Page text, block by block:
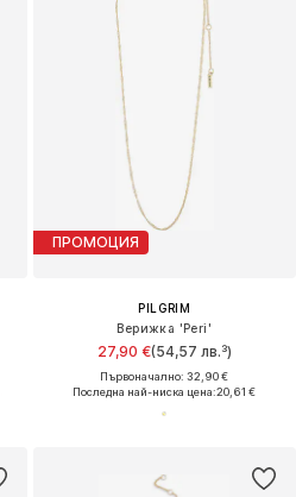
ПРОМОЦИЯ
PILGRIM
Верижка 'Peri'
27,90 €(54,57 лв.³)
Първоначално: 32,90 €
Последна най-ниска цена:20,61 €